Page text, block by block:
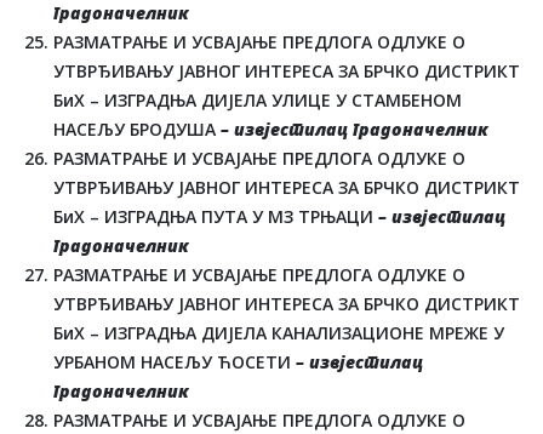
градоначелник
РАЗМАТРАЊЕ И УСВАЈАЊЕ ПРЕДЛОГА ОДЛУКЕ О
УТВРЂИВАЊУ ЈАВНОГ ИНТЕРЕСА ЗА БРЧКО ДИСТРИКТ
БиХ – ИЗГРАДЊА ДИЈЕЛА УЛИЦЕ У СТАМБЕНОМ
НАСЕЉУ БРОДУША – извјестилац градоначелник
РАЗМАТРАЊЕ И УСВАЈАЊЕ ПРЕДЛОГА ОДЛУКЕ О
УТВРЂИВАЊУ ЈАВНОГ ИНТЕРЕСА ЗА БРЧКО ДИСТРИКТ
БиХ – ИЗГРАДЊА ПУТА У МЗ ТРЊАЦИ – извјестилац
градоначелник
РАЗМАТРАЊЕ И УСВАЈАЊЕ ПРЕДЛОГА ОДЛУКЕ О
УТВРЂИВАЊУ ЈАВНОГ ИНТЕРЕСА ЗА БРЧКО ДИСТРИКТ
БиХ – ИЗГРАДЊА ДИЈЕЛА КАНАЛИЗАЦИОНЕ МРЕЖЕ У
УРБАНОМ НАСЕЉУ ЋОСЕТИ – извјестилац
градоначелник
РАЗМАТРАЊЕ И УСВАЈАЊЕ ПРЕДЛОГА ОДЛУКЕ О